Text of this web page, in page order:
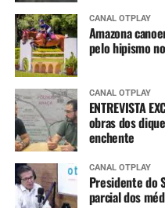
CANAL OTPLAY
Amazona
pelo hipismo
CANAL OTPLAY
ENTREVISTA
obras dos
enchente
CANAL OTPLAY
Presidente do
parcial dos